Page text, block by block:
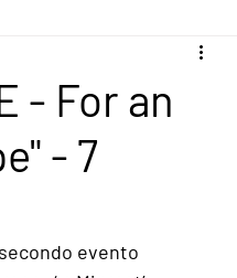
- For an
- 7
evento